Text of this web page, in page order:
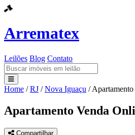
Arrematex
Leilões Blog Contato
Leilões
Blog
Home / RJ / Nova Iguaçu /
Apartamento Venda
Compartilhar